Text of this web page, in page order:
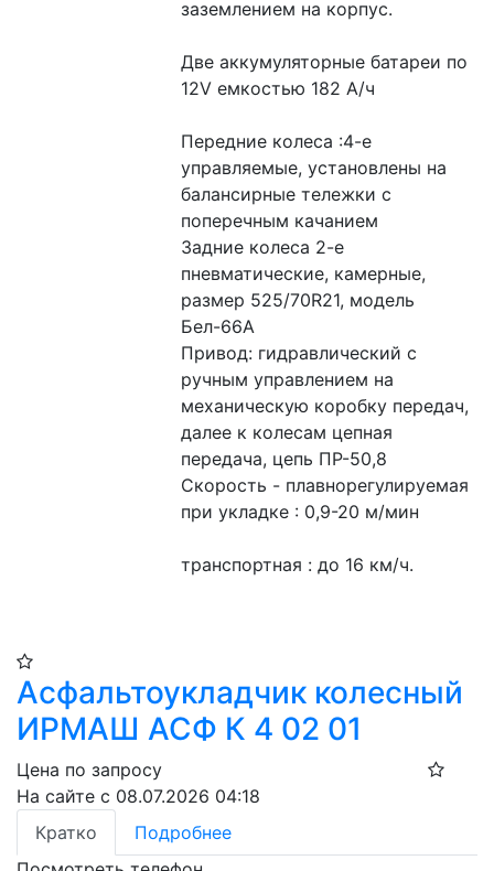
заземлением на корпус.
Две аккумуляторные батареи по
12V емкостью 182 А/ч
Передние колеса :4-е
управляемые, установлены на
балансирные тележки с
поперечным качанием
Задние колеса 2-е
пневматические, камерные,
размер 525/70R21, модель
Бел-66А
Привод: гидравлический с
ручным управлением на
механическую коробку передач,
далее к колесам цепная
передача, цепь ПР-50,8
Скорость - плавнорегулируемая
при укладке : 0,9-20 м/мин
транспортная : до 16 км/ч.
Асфальтоукладчик колесный
ИРМАШ АСФ К 4 02 01
Цена по запросу
На сайте с 08.07.2026 04:18
Кратко
Подробнее